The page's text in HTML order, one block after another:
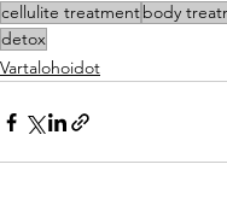
cellulite treatmentbody
detox
Vartalohoidot